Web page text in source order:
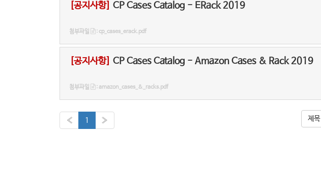
[공지사항] CP Cases Catalog - ERack 2019
첨부파일 : cp_cases_erack.pdf
[공지사항] CP Cases Catalog - Amazon Cases & Rack 2019
첨부파일 : amazon_cases_&_racks.pdf
« 1 » 제목